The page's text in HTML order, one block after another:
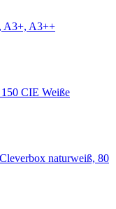
A3+, A3++
CIE Weiße
naturweiß, 80